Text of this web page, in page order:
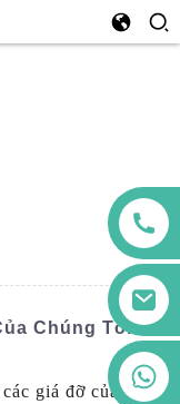
Chúng Tôi Để
giá đỡ của bạn